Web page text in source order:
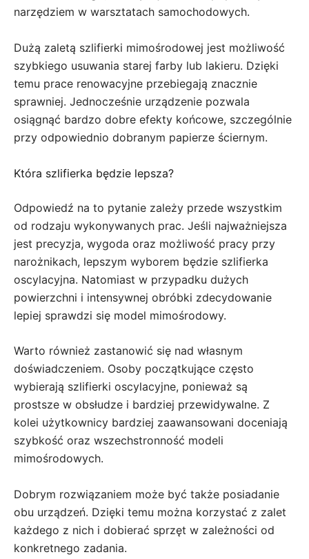
narzędziem w warsztatach samochodowych.
Dużą zaletą szlifierki mimośrodowej jest możliwość
szybkiego usuwania starej farby lub lakieru. Dzięki
temu prace renowacyjne przebiegają znacznie
sprawniej. Jednocześnie urządzenie pozwala
osiągnąć bardzo dobre efekty końcowe, szczególnie
przy odpowiednio dobranym papierze ściernym.
Która szlifierka będzie lepsza?
Odpowiedź na to pytanie zależy przede wszystkim
od rodzaju wykonywanych prac. Jeśli najważniejsza
jest precyzja, wygoda oraz możliwość pracy przy
narożnikach, lepszym wyborem będzie szlifierka
oscylacyjna. Natomiast w przypadku dużych
powierzchni i intensywnej obróbki zdecydowanie
lepiej sprawdzi się model mimośrodowy.
Warto również zastanowić się nad własnym
doświadczeniem. Osoby początkujące często
wybierają szlifierki oscylacyjne, ponieważ są
prostsze w obsłudze i bardziej przewidywalne. Z
kolei użytkownicy bardziej zaawansowani doceniają
szybkość oraz wszechstronność modeli
mimośrodowych.
Dobrym rozwiązaniem może być także posiadanie
obu urządzeń. Dzięki temu można korzystać z zalet
każdego z nich i dobierać sprzęt w zależności od
konkretnego zadania.